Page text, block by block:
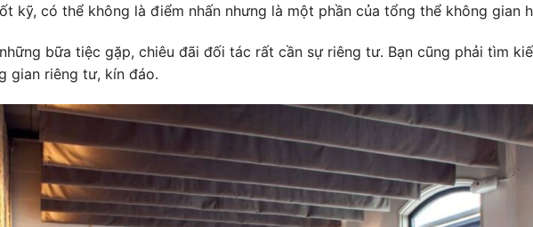
kỹ, có thể không là điểm nhấn nhưng là một phần của tổng thể không gian
bữa tiệc gặp, chiêu đãi đối tác rất cần sự riêng tư. Bạn cũng phải tìm
gian riêng tư, kín đáo.